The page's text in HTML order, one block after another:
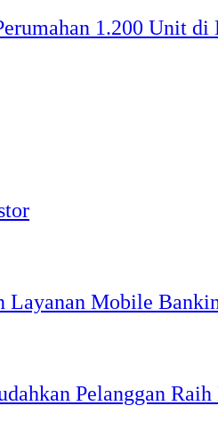
1.200 Unit di
Layanan Mobile
Pelanggan